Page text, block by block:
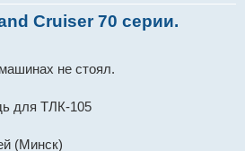
Cruiser 70 серии.
не стоял.
для ТЛК-105
(Минск)